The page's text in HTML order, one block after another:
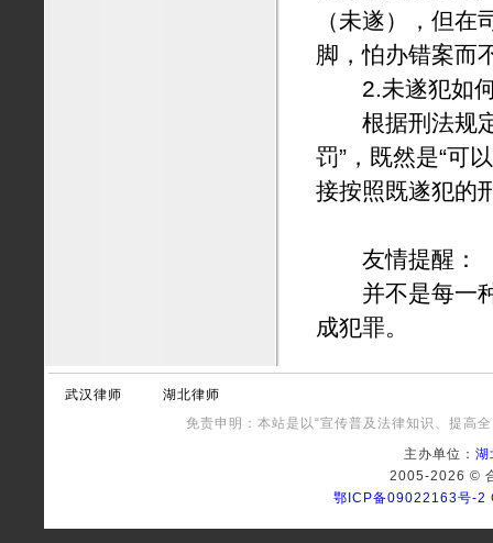
（未遂），但
脚，怕办错案而
2.未遂犯如何
根据刑法规定
罚”，既然是“可
接按照既遂犯的
友情提醒：
并不是每一种
成犯罪。
武汉律师
湖北律师
免责申明：本站是以“宣传普及法律知识、提高
主办单位： 湖
2005-2026 ©
鄂ICP备09022163号-2